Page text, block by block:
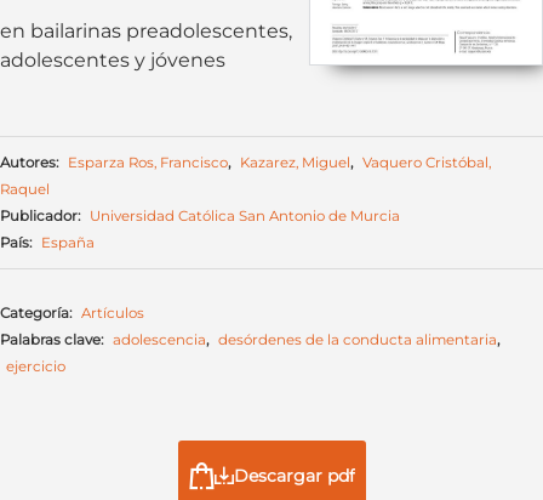
en bailarinas preadolescentes,
adolescentes y jóvenes
Autores: Esparza Ros, Francisco, Kazarez, Miguel, Vaquero Cristóbal,
Raquel
Publicador: Universidad Católica San Antonio de Murcia
País: España
Categoría: Artículos
Palabras clave: adolescencia, desórdenes de la conducta alimentaria,
ejercicio
Descargar pdf